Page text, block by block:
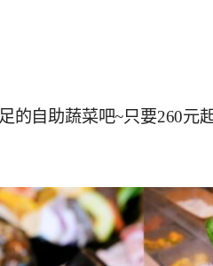
的自助蔬菜吧~只要260元